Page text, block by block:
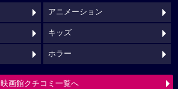
アニメーション
キッズ
ホラー
映画館クチコミ一覧へ